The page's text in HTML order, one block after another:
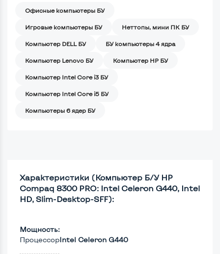
Офисные компьютеры БУ
Игровые компьютеры БУ Неттопы, мини ПК БУ
Компьютер DELL БУ БУ компьютеры 4 ядра
Компьютер Lenovo БУ Компьютер HP БУ
Компьютер Intel Core i3 БУ
Компьютер Intel Core i5 БУ
Компьютеры 6 ядер БУ
Характеристики (Компьютер Б/У HP
Compaq 8300 PRO: Intel Celeron G440, Intel
HD, Slim-Desktop-SFF):
Мощность:
ПроцессорIntel Celeron G440